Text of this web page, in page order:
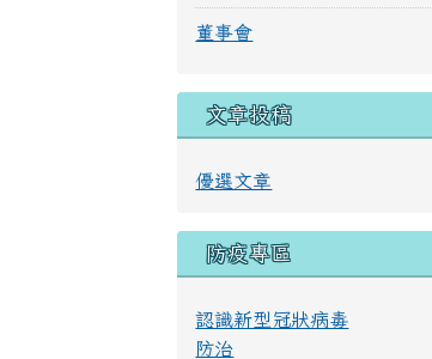
董事會
文章投稿
優選文章
防疫專區
認識新型冠狀病毒
防治